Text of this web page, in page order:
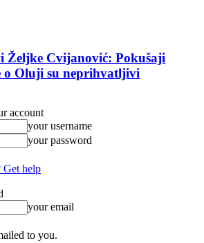
Željke Cvijanović: Pokušaji
o Oluji su neprihvatljivi
account
your username
your password
Get help
your email
to you.